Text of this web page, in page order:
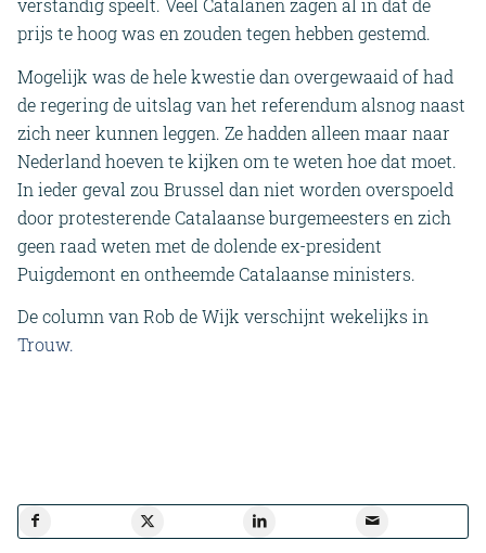
verstandig speelt. Veel Catalanen zagen al in dat de
prijs te hoog was en zouden tegen hebben gestemd.
Mogelijk was de hele kwestie dan overgewaaid of had
de regering de uitslag van het referendum alsnog naast
zich neer kunnen leggen. Ze hadden alleen maar naar
Nederland hoeven te kijken om te weten hoe dat moet.
In ieder geval zou Brussel dan niet worden overspoeld
door protesterende Catalaanse burgemeesters en zich
geen raad weten met de dolende ex-president
Puigdemont en ontheemde Catalaanse ministers.
De column van Rob de Wijk verschijnt wekelijks in
Trouw.